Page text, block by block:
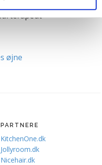
vores hjemmeside
du ikke accepterer
behandling af dine
i både
øjne
PARTNERE
KitchenOne.dk
Jollyroom.dk
Nicehair.dk